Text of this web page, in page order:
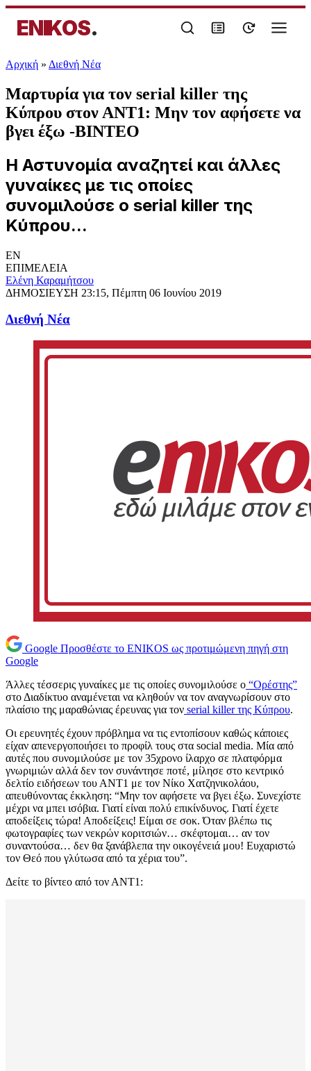
ENIKOS.
Αρχική » Διεθνή Νέα
Μαρτυρία για τον serial killer της
Κύπρου στον ΑΝΤ1: Μην τον αφήσετε να
βγει έξω -ΒΙΝΤΕΟ
Η Αστυνομία αναζητεί και άλλες
γυναίκες με τις οποίες
συνομιλούσε ο serial killer της
Κύπρου...
EN
ΕΠΙΜΕΛΕΙΑ
Ελένη Καραμήτσου
ΔΗΜΟΣΙΕΥΣΗ 23:15, Πέμπτη 06 Ιουνίου 2019
Διεθνή Νέα
Google Προσθέστε το ENIKOS ως προτιμώμενη πηγή στη
Google
Άλλες τέσσερις γυναίκες με τις οποίες συνομιλούσε ο “Ορέστης”
στο Διαδίκτυο αναμένεται να κληθούν να τον αναγνωρίσουν στο
πλαίσιο της μαραθώνιας έρευνας για τον serial killer της Κύπρου.
Οι ερευνητές έχουν πρόβλημα να τις εντοπίσουν καθώς κάποιες
είχαν απενεργοποιήσει το προφίλ τους στα social media. Μία από
αυτές που συνομιλούσε με τον 35χρονο ίλαρχο σε πλατφόρμα
γνωριμιών αλλά δεν τον συνάντησε ποτέ, μίλησε στο κεντρικό
δελτίο ειδήσεων του ΑΝΤ1 με τον Νίκο Χατζηνικολάου,
απευθύνοντας έκκληση: “Μην τον αφήσετε να βγει έξω. Συνεχίστε
μέχρι να μπει ισόβια. Γιατί είναι πολύ επικίνδυνος. Γιατί έχετε
αποδείξεις τώρα! Αποδείξεις! Είμαι σε σοκ. Όταν βλέπω τις
φωτογραφίες των νεκρών κοριτσιών… σκέφτομαι… αν τον
συναντούσα… δεν θα ξανάβλεπα την οικογένειά μου! Ευχαριστώ
τον Θεό που γλύτωσα από τα χέρια του”.
Δείτε το βίντεο από τον ΑΝΤ1: